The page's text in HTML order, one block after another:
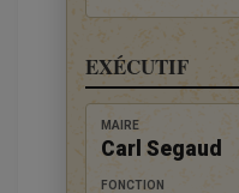
EXÉCUTIF
MAIRE
Carl Segaud
FONCTION